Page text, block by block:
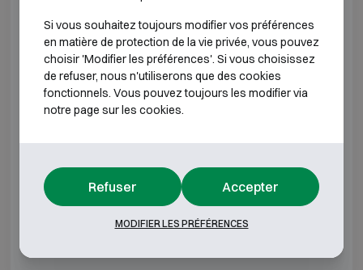
Fichet-Bauche Inviktus IV-14
Fichet-Bauche Inviktus IV-20
Fichet-Bauche Inviktus IV-30
Fichet-Bauche Inviktus IV-60 H1850
Fichet-Bauche Inviktus IV-120
Si vous souhaitez toujours modifier vos préférences
en matière de protection de la vie privée, vous pouvez
choisir 'Modifier les préférences'. Si vous choisissez
de refuser, nous n'utiliserons que des cookies
fonctionnels. Vous pouvez toujours les modifier via
notre page sur les cookies.
Refuser Accepter
MODIFIER LES PRÉFÉRENCES